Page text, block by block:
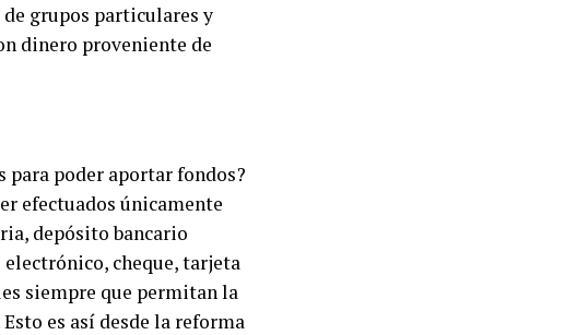
grupos particulares y
dinero proveniente de
para poder aportar fondos?
efectuados únicamente
depósito bancario
cheque, tarjeta
siempre que permitan la
es así desde la reforma